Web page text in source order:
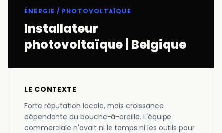
ÉNERGIE / PHOTOVOLTAÏQUE
Installateur
photovoltaïque | Belgique
LE CONTEXTE
Forte réputation locale, mais croissance
dépendante du bouche-à-oreille. L'équipe
commerciale n'avait ni le temps ni les outils pour